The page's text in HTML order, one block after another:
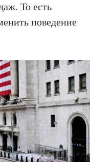
То есть
поведение